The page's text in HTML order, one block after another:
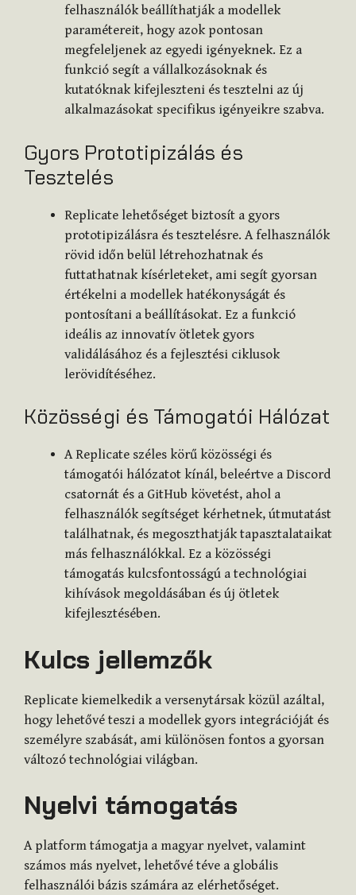
felhasználók beállíthatják a modellek
paramétereit, hogy azok pontosan
megfeleljenek az egyedi igényeknek. Ez a
funkció segít a vállalkozásoknak és
kutatóknak kifejleszteni és tesztelni az új
alkalmazásokat specifikus igényeikre szabva.
Gyors Prototipizálás és
Tesztelés
Replicate lehetőséget biztosít a gyors
prototipizálásra és tesztelésre. A felhasználók
rövid időn belül létrehozhatnak és
futtathatnak kísérleteket, ami segít gyorsan
értékelni a modellek hatékonyságát és
pontosítani a beállításokat. Ez a funkció
ideális az innovatív ötletek gyors
validálásához és a fejlesztési ciklusok
lerövidítéséhez.
Közösségi és Támogatói Hálózat
A Replicate széles körű közösségi és
támogatói hálózatot kínál, beleértve a Discord
csatornát és a GitHub követést, ahol a
felhasználók segítséget kérhetnek, útmutatást
találhatnak, és megoszthatják tapasztalataikat
más felhasználókkal. Ez a közösségi
támogatás kulcsfontosságú a technológiai
kihívások megoldásában és új ötletek
kifejlesztésében.
Kulcs jellemzők
Replicate kiemelkedik a versenytársak közül azáltal,
hogy lehetővé teszi a modellek gyors integrációját és
személyre szabását, ami különösen fontos a gyorsan
változó technológiai világban.
Nyelvi támogatás
A platform támogatja a magyar nyelvet, valamint
számos más nyelvet, lehetővé téve a globális
felhasználói bázis számára az elérhetőséget.